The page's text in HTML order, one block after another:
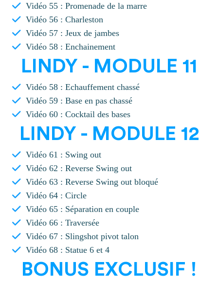
Vidéo 55 : Promenade de la marre
Vidéo 56 : Charleston
Vidéo 57 : Jeux de jambes
Vidéo 58 : Enchainement
LINDY - MODULE 11
Vidéo 58 : Echauffement chassé
Vidéo 59 : Base en pas chassé
Vidéo 60 : Cocktail des bases
LINDY - MODULE 12
Vidéo 61 : Swing out
Vidéo 62 : Reverse Swing out
Vidéo 63 : Reverse Swing out bloqué
Vidéo 64 : Circle
Vidéo 65 : Séparation en couple
Vidéo 66 : Traversée
Vidéo 67 : Slingshot pivot talon
Vidéo 68 : Statue 6 et 4
BONUS EXCLUSIF !